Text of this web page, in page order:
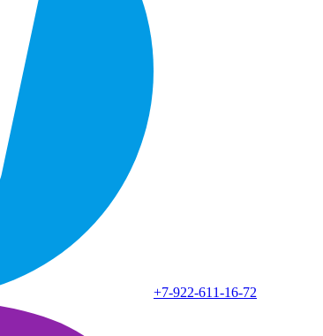
+7-922-611-16-72